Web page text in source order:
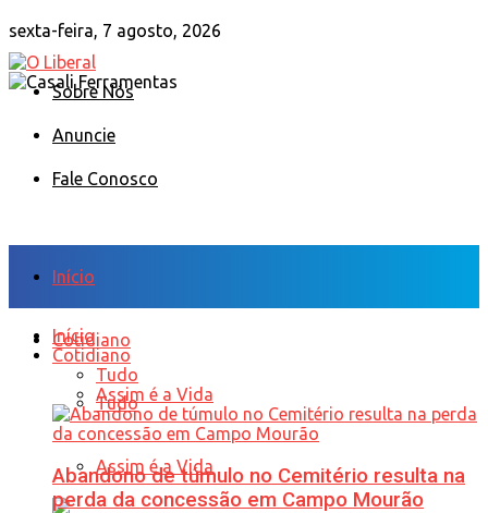
sexta-feira, 7 agosto, 2026
Sobre Nós
Anuncie
Fale Conosco
Início
Cotidiano
Tudo
Assim é a Vida
Início
Cotidiano
Tudo
Assim é a Vida
Abandono de túmulo no Cemitério resulta na
perda da concessão em Campo Mourão